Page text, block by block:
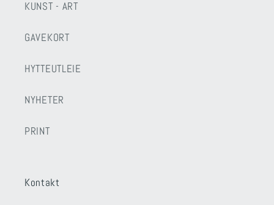
KUNST - ART
GAVEKORT
HYTTEUTLEIE
NYHETER
PRINT
Kontakt